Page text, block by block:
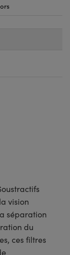
vision
séparation
du
ces filtres